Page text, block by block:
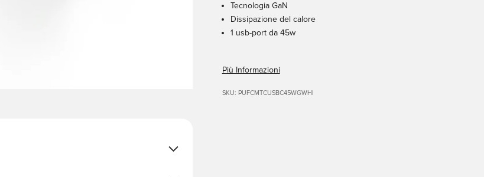
Tecnologia GaN
Dissipazione del calore
1 usb-port da 45w
Più Informazioni
SKU: PUFCMTCUSBC45WGWHI